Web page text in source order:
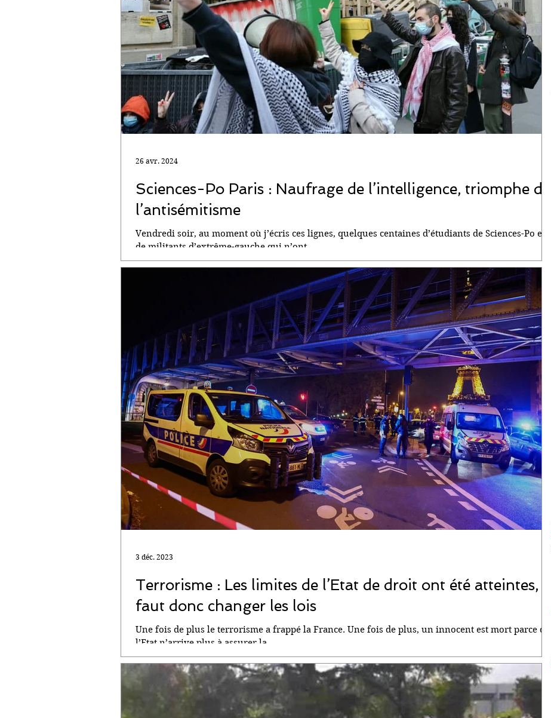
Sciences-Po Paris : Naufrage de l’intelligence, triomphe de
l’antisémitisme
Vendredi soir, au moment où j’écris ces lignes, quelques centaines d’étudiants de Sciences-Po et
de militants d’extrême-gauche qui n’ont...
26 avr. 2024
Terrorisme : Les limites de l’Etat de droit ont été atteintes, il
faut donc changer les lois
Une fois de plus le terrorisme a frappé la France. Une fois de plus, un innocent est mort parce que
l’Etat n’arrive plus à assurer la...
3 déc. 2023